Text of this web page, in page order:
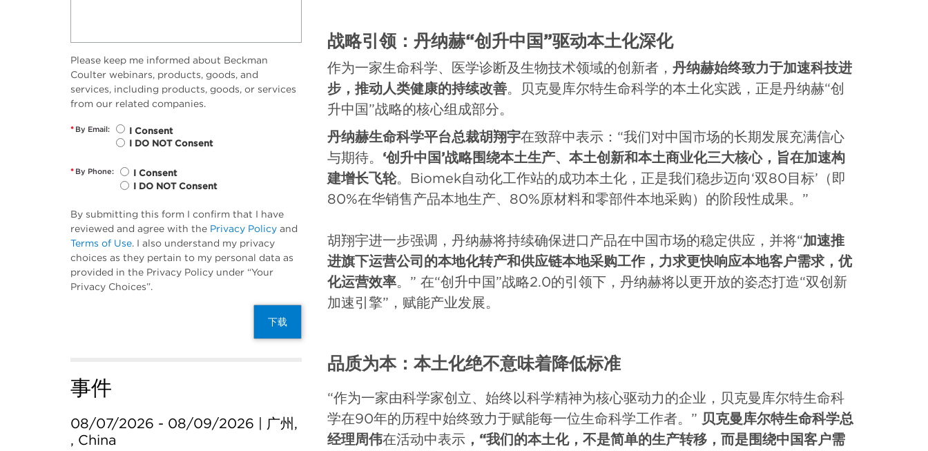
Please keep me informed about Beckman
Coulter webinars, products, goods, and
services, including products, goods, or services
from our related companies.
* By Email:
I Consent
I DO NOT Consent
* By Phone:
I Consent
I DO NOT Consent
By submitting this form I confirm that I have
reviewed and agree with the Privacy Policy and
Terms of Use. I also understand my privacy
choices as they pertain to my personal data as
provided in the Privacy Policy under “Your
Privacy Choices”.
下载
事件
08/07/2026 - 08/09/2026 | 广州,
, China
战略引领：丹纳赫“创升中国”驱动本土化深化
作为一家生命科学、医学诊断及生物技术领域的创新者， 丹纳赫始终致力于加速科技进
步，推动人类健康的持续改善。贝克曼库尔特生命科学的本土化实践，正是丹纳赫“创
升中国”战略的核心组成部分。
丹纳赫生命科学平台总裁胡翔宇在致辞中表示：“我们对中国市场的长期发展充满信心
与期待。 ‘创升中国’战略围绕本土生产、本土创新和本土商业化三大核心，旨在加速构
建增长飞轮。Biomek自动化工作站的成功本土化，正是我们稳步迈向‘双80目标’（即
80%在华销售产品本地生产、80%原材料和零部件本地采购）的阶段性成果。”
胡翔宇进一步强调，丹纳赫将持续确保进口产品在中国市场的稳定供应，并将“加速推
进旗下运营公司的本地化转产和供应链本地采购工作，力求更快响应本地客户需求，优
化运营效率。” 在“创升中国”战略2.0的引领下，丹纳赫将以更开放的姿态打造“双创新
加速引擎”，赋能产业发展。
品质为本：本土化绝不意味着降低标准
“作为一家由科学家创立、始终以科学精神为核心驱动力的企业，贝克曼库尔特生命科
学在90年的历程中始终致力于赋能每一位生命科学工作者。” 贝克曼库尔特生命科学总
经理周伟在活动中表示，“我们的本土化，不是简单的生产转移，而是围绕中国客户需